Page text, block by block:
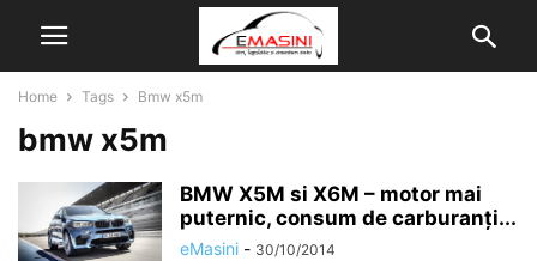
Home Tags Bmw x5m
bmw x5m
BMW X5M si X6M – motor mai
puternic, consum de carburanți...
eMasini - 30/10/2014